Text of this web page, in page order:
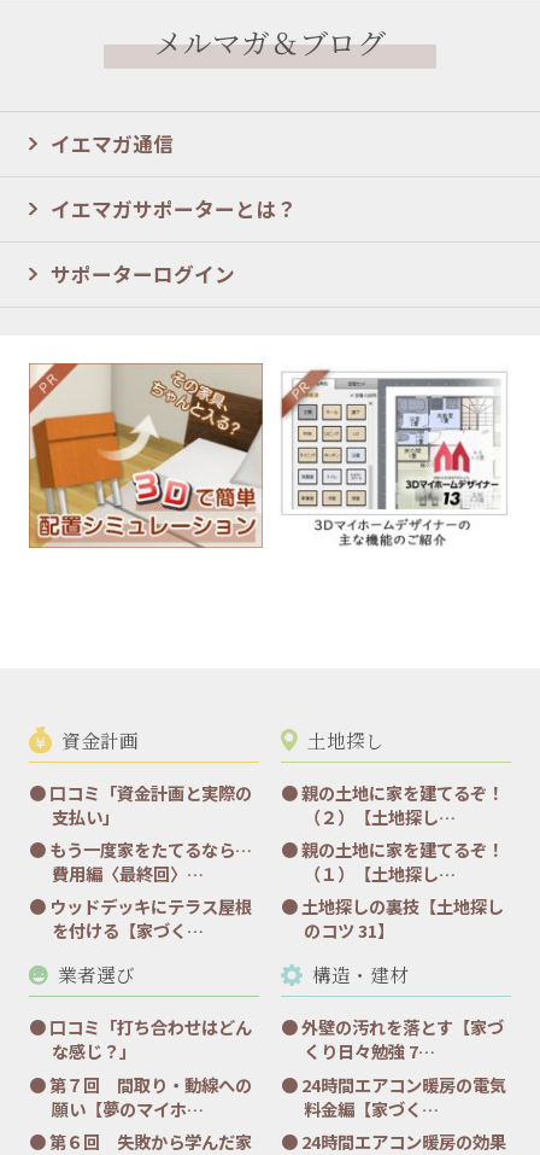
メルマガ＆ブログ
イエマガ通信
イエマガサポーターとは？
サポーターログイン
資金計画
口コミ「資金計画と実際の
支払い」
もう一度家をたてるなら…
費用編〈最終回〉…
ウッドデッキにテラス屋根
を付ける【家づく…
土地探し
親の土地に家を建てるぞ！
（２）【土地探し…
親の土地に家を建てるぞ！
（１）【土地探し…
土地探しの裏技【土地探し
のコツ 31】
業者選び
口コミ「打ち合わせはどん
な感じ？」
第７回 間取り・動線への
願い【夢のマイホ…
第６回 失敗から学んだ家
構造・建材
外壁の汚れを落とす【家づ
くり日々勉強 7…
24時間エアコン暖房の電気
料金編【家づく…
24時間エアコン暖房の効果